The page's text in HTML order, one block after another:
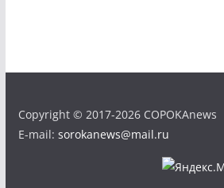
Copyright © 2017-2026 COPOKAnews
E-mail: sorokanews@mail.ru